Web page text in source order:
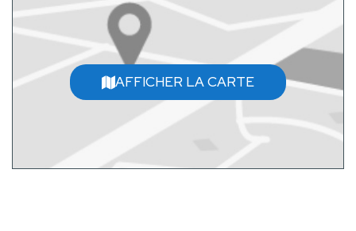
AFFICHER LA CARTE